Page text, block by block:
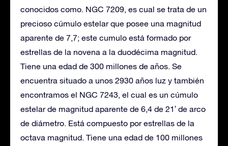
conocidos como. NGC 7209, es cual se trata de un
precioso cúmulo estelar que posee una magnitud
aparente de 7,7; este cumulo está formado por
estrellas de la novena a la duodécima magnitud.
Tiene una edad de 300 millones de años. Se
encuentra situado a unos 2930 años luz y también
encontramos el NGC 7243, el cual es un cúmulo
estelar de magnitud aparente de 6,4 de 21′ de arco
de diámetro. Está compuesto por estrellas de la
octava magnitud. Tiene una edad de 100 millones